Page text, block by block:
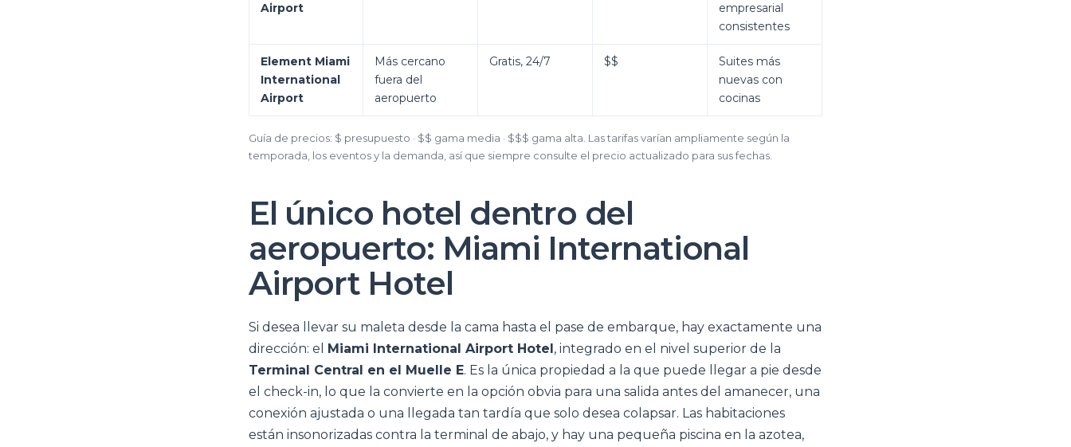
Airport
empresarial
consistentes
Element Miami
International
Airport
Más cercano
fuera del
aeropuerto
Gratis, 24/7 $$
Suites más
nuevas con
cocinas
Guía de precios: $ presupuesto · $$ gama media · $$$ gama alta. Las tarifas varían ampliamente según la
temporada, los eventos y la demanda, así que siempre consulte el precio actualizado para sus fechas.
El único hotel dentro del
aeropuerto: Miami International
Airport Hotel
Si desea llevar su maleta desde la cama hasta el pase de embarque, hay exactamente una
dirección: el
Miami International Airport Hotel , integrado en el nivel superior de la
Terminal Central en el Muelle E. Es la única propiedad a la que puede llegar a pie desde
el check-in, lo que la convierte en la opción obvia para una salida antes del amanecer, una
conexión ajustada o una llegada tan tardía que solo desea colapsar. Las habitaciones
están insonorizadas contra la terminal de abajo, y hay una pequeña piscina en la azotea,